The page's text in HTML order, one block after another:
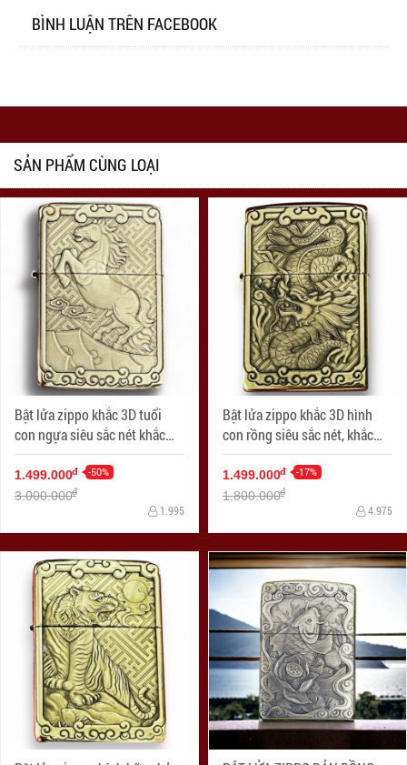
BÌNH LUẬN TRÊN FACEBOOK
SẢN PHẨM CÙNG LOẠI
Bật lửa zippo khắc 3D tuổi
con ngựa siêu sắc nét khắc
trên bản đồng
1.499.000đ -50%
3.000.000đ
1.995
Bật lửa zippo khắc 3D hình
con rồng siêu sắc nét, khắc
trên bản đồng trơn nguyên
khối
1.499.000đ -17%
1.800.000đ
4.975